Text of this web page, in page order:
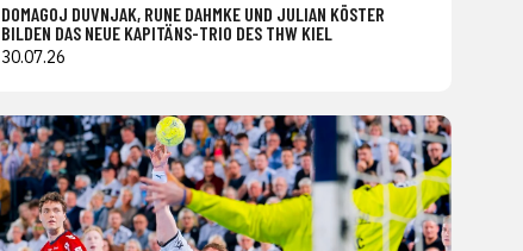
DOMAGOJ DUVNJAK, RUNE DAHMKE UND JULIAN KÖSTER
BILDEN DAS NEUE KAPITÄNS-TRIO DES THW KIEL
30.07.26